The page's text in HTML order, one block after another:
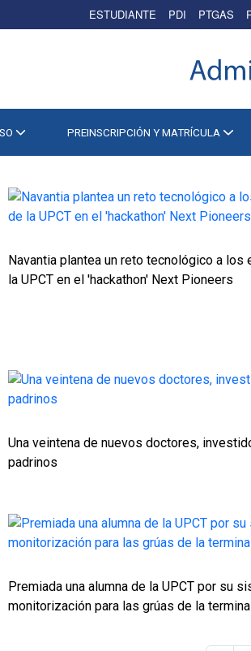
ESTUDIANTE PDI PTGAS
PREINSCRIPCIÓN Y MATRÍCULA
Navantia plantea un reto tecnológico a los
la UPCT en el 'hackathon' Next Pioneers
Una veintena de nuevos doctores,
padrinos
Premiada una alumna de la UPCT por su
monitorización para las grúas de la